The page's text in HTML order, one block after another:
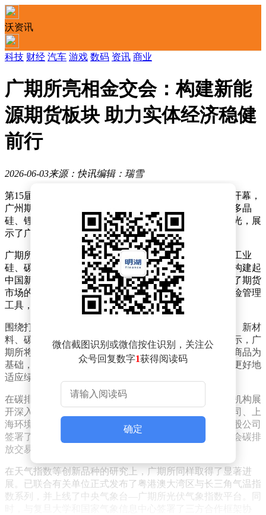
沃资讯
科技 财经 汽车 游戏 数码 资讯 商业
广期所亮相金交会：构建新能
源期货板块 助力实体经济稳健
前行
2026-06-03来源：快讯编辑：瑞雪
第15届中国(广州)国际金融交易·博览会近日在广州盛大开幕，
广州期货交易所的展台成为展会的一大亮点。展台上，多晶
硅、锂精矿、锂辉石等实物样品吸引了众多参观者的目光，展
示了广期所在新能源金属期货领域的创新成果。
广期所相关负责人介绍，近年来，该交易所陆续推出了工业
硅、碳酸锂、多晶硅、铂、钯等期货及期权品种，初步构建起
中国新能源金属期货板块。这一板块的形成，不仅丰富了期货
市场的品种结构，也为新能源产业企业提供了有效的风险管理
工具，有力支持了这些企业的保供稳价和稳健发展。
围绕打造绿色期货交易所的目标，广期所正聚焦新能源、新材
料、碳排放等创新领域，不断拓展品种布局。负责人表示，广
期所将加快构建以新能源、新材料等绿色产业相关大宗商品为
基础，以碳排放和天气为突破的绿色期货产品体系，以更好地
适应绿色低碳转型的需求。
在碳排放等战略品种的研究方面，广期所已与多家权威机构展
开深入合作。与中国碳排放权注册登记结算有限责任公司、上
海环境交易所等保持密切沟通，并与北京绿色交易所控股公司
签署了战略合作协议。广期所还加入了中国环境科学学会碳排
放交易专业委员会，积极拓宽碳市场的合作网络。
在天气指数等创新品种的研究上，广期所同样取得了显著进
展。已联合有关单位正式发布了粤港澳大湾区与长三角气温指
数系列，并上线了中央气象台—广期所光伏气象指数平台。同
微信截图识别或微信按住识别，关注公
众号回复数字1获得阅读码
确定